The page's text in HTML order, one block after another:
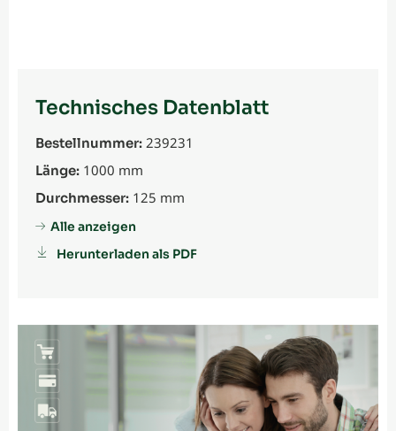
Technisches Datenblatt
Bestellnummer: 239231
Länge: 1000 mm
Durchmesser: 125 mm
Alle anzeigen
Herunterladen als PDF